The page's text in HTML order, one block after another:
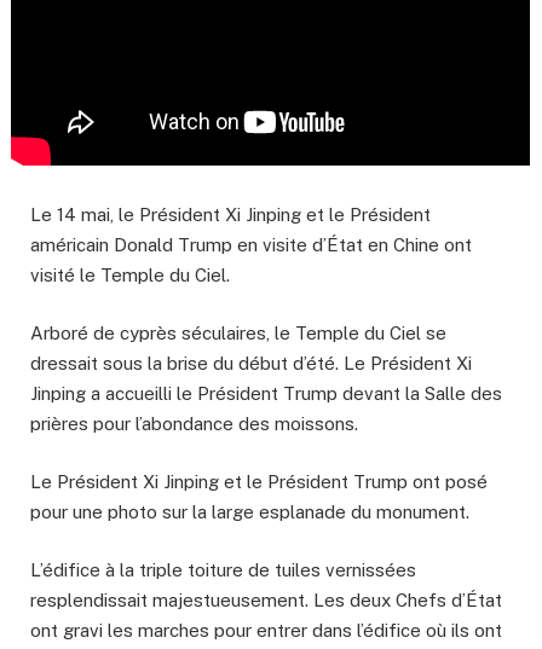
Le 14 mai, le Président Xi Jinping et le Président
américain Donald Trump en visite d’État en Chine ont
visité le Temple du Ciel.
Arboré de cyprès séculaires, le Temple du Ciel se
dressait sous la brise du début d’été. Le Président Xi
Jinping a accueilli le Président Trump devant la Salle des
prières pour l’abondance des moissons.
Le Président Xi Jinping et le Président Trump ont posé
pour une photo sur la large esplanade du monument.
L’édifice à la triple toiture de tuiles vernissées
resplendissait majestueusement. Les deux Chefs d’État
ont gravi les marches pour entrer dans l’édifice où ils ont